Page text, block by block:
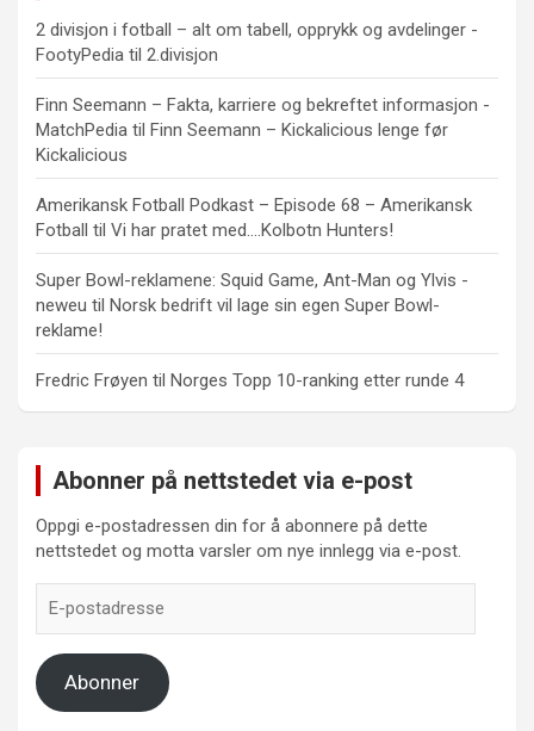
2 divisjon i fotball – alt om tabell, opprykk og avdelinger -
FootyPedia til 2.divisjon
Finn Seemann – Fakta, karriere og bekreftet informasjon -
MatchPedia til Finn Seemann – Kickalicious lenge før
Kickalicious
Amerikansk Fotball Podkast – Episode 68 – Amerikansk
Fotball til Vi har pratet med….Kolbotn Hunters!
Super Bowl-reklamene: Squid Game, Ant-Man og Ylvis -
neweu til Norsk bedrift vil lage sin egen Super Bowl-
reklame!
Fredric Frøyen til Norges Topp 10-ranking etter runde 4
Abonner på nettstedet via e-post
Oppgi e-postadressen din for å abonnere på dette
nettstedet og motta varsler om nye innlegg via e-post.
postadresse
Abonner